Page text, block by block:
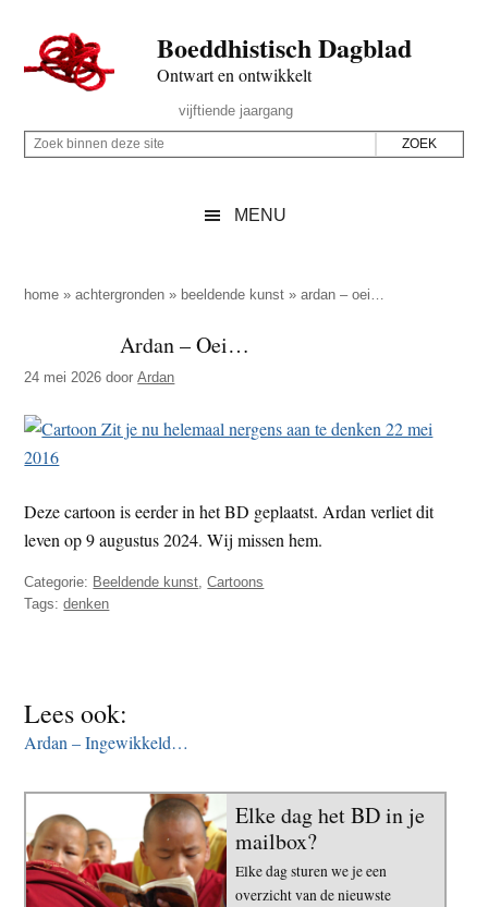
naar
de
inhoud
secondary
naar
de
sidebar
naar
de
Boeddhistisch Dagblad
Ontwart en ontwikkelt
Rechts
vijftiende jaargang
Z
p
z
e
s
t
e
Z
i
e
d
e
e
s
t
MENU
home »achtergronden » beeldende kunst »ardan – oei…
Ardan – Oei…
24 mei 2026 doorArdan
Deze cartoon is eerder in het BD geplaatst. Ardan verliet dit
leven op 9 augustus 2024. Wij missen hem.
Categorie: Beeldende kunst ,Cartoons
Tags:denken
Lees ook:
Ardan – Ingewikkeld…
Elke dag het BD in je
mailbox?
Elke dag sturen we je een
overzicht van de nieuwste